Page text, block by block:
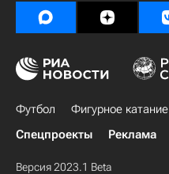
Футбол Фигурное катание
Спецпроекты
Реклама
Версия 2023.1 Beta